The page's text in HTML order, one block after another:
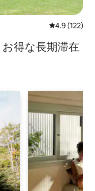
レビュー122
4.9 (122)
得⁠な長⁠期⁠滞⁠在